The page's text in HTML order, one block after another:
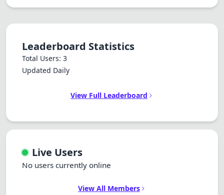
Leaderboard Statistics
Total Users: 3
Updated Daily
View Full Leaderboard
Live Users
No users currently online
View All Members